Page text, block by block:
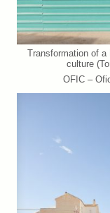
Transformation of a
culture
OFIC –